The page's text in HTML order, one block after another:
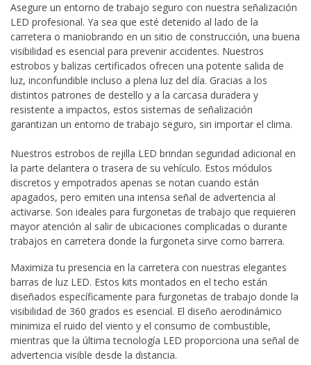
Asegure un entorno de trabajo seguro con nuestra señalización
LED profesional. Ya sea que esté detenido al lado de la
carretera o maniobrando en un sitio de construcción, una buena
visibilidad es esencial para prevenir accidentes. Nuestros
estrobos y balizas certificados ofrecen una potente salida de
luz, inconfundible incluso a plena luz del día. Gracias a los
distintos patrones de destello y a la carcasa duradera y
resistente a impactos, estos sistemas de señalización
garantizan un entorno de trabajo seguro, sin importar el clima.
Nuestros estrobos de rejilla LED brindan seguridad adicional en
la parte delantera o trasera de su vehículo. Estos módulos
discretos y empotrados apenas se notan cuando están
apagados, pero emiten una intensa señal de advertencia al
activarse. Son ideales para furgonetas de trabajo que requieren
mayor atención al salir de ubicaciones complicadas o durante
trabajos en carretera donde la furgoneta sirve como barrera.
Maximiza tu presencia en la carretera con nuestras elegantes
barras de luz LED. Estos kits montados en el techo están
diseñados específicamente para furgonetas de trabajo donde la
visibilidad de 360 grados es esencial. El diseño aerodinámico
minimiza el ruido del viento y el consumo de combustible,
mientras que la última tecnología LED proporciona una señal de
advertencia visible desde la distancia.